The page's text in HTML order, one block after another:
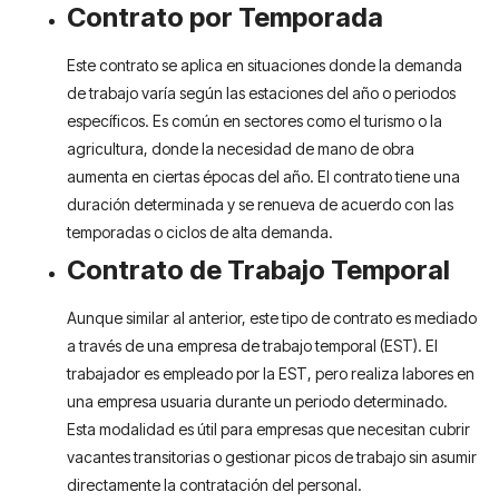
Contrato por Temporada
Este contrato se aplica en situaciones donde la demanda
de trabajo varía según las estaciones del año o periodos
específicos. Es común en sectores como el turismo o la
agricultura, donde la necesidad de mano de obra
aumenta en ciertas épocas del año. El contrato tiene una
duración determinada y se renueva de acuerdo con las
temporadas o ciclos de alta demanda.
Contrato de Trabajo Temporal
Aunque similar al anterior, este tipo de contrato es mediado
a través de una empresa de trabajo temporal (EST). El
trabajador es empleado por la EST, pero realiza labores en
una empresa usuaria durante un periodo determinado.
Esta modalidad es útil para empresas que necesitan cubrir
vacantes transitorias o gestionar picos de trabajo sin asumir
directamente la contratación del personal.